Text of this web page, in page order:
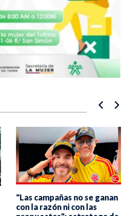
"Las campañas no se ganan
con la razón ni con las